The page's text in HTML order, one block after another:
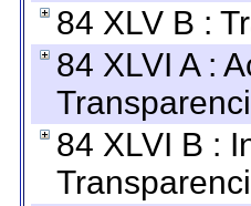
84 XLV B :
84 XLVI A :
84 XLVI B :